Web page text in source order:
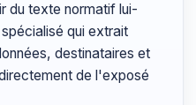
du texte normatif lui-
qui extrait
destinataires et
de l'exposé